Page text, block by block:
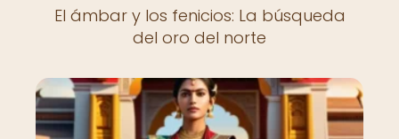
El ámbar y los fenicios: La búsqueda
del oro del norte